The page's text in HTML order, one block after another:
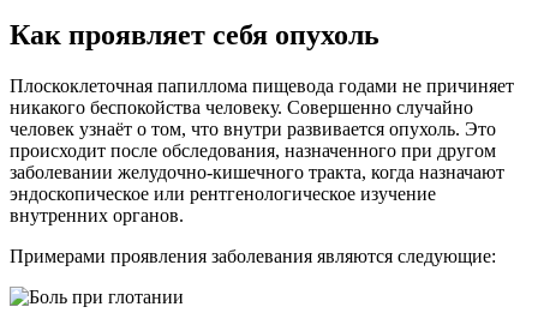
Как проявляет себя опухоль
Плоскоклеточная папиллома пищевода годами не причиняет
никакого беспокойства человеку. Совершенно случайно
человек узнаёт о том, что внутри развивается опухоль. Это
происходит после обследования, назначенного при другом
заболевании желудочно-кишечного тракта, когда назначают
эндоскопическое или рентгенологическое изучение
внутренних органов.
Примерами проявления заболевания являются следующие: